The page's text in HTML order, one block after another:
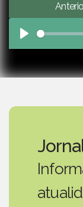
Play